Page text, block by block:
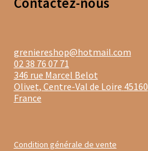
Waterdrop
Gourmandises salées
Gâteaux apéritif
greniereshop@hotmail.com
02 38 76 07 71
346 rue Marcel Belot
Olivet, Centre-Val de Loire 45160
France
Condition générale de vente